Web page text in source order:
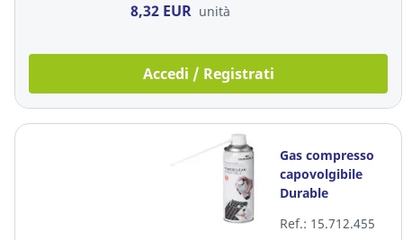
8,32 EUR unità
Accedi / Registrati
Gas compresso
capovolgibile
Durable
200ml
Ref.: 15.712.455